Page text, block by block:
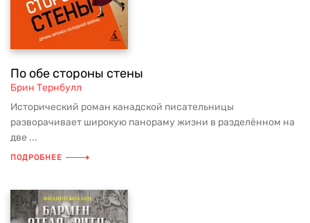
По обе стороны стены
Брин Тернбулл
Исторический роман канадской писательницы
разворачивает широкую панораму жизни в разделённом на
две ...
ПОДРОБНЕЕ